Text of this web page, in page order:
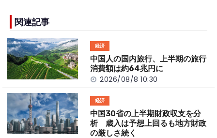
e
b
o
o
k
n
k
関連記事
経済
中国人の国内旅行、上半期の旅行
消費額は約64兆円に
2026/08/8 10:30
経済
中国30省の上半期財政収支を分
析 歳入は予想上回るも地方財政
の厳しさ続く